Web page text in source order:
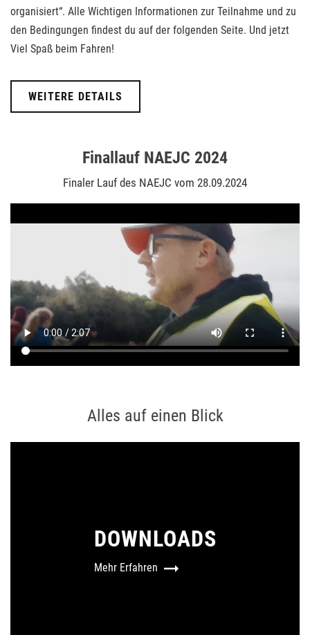
organisiert“. Alle Wichtigen Informationen zur Teilnahme und zu
den Bedingungen findest du auf der folgenden Seite. Und jetzt
Viel Spaß beim Fahren!
WEITERE DETAILS
Finallauf NAEJC 2024
Finaler Lauf des NAEJC vom 28.09.2024
Alles auf einen Blick
DOWNLOADS
Mehr Erfahren